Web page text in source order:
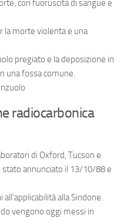
con fuoruscita di sangue e
la morte violenta e una
pregiato e la deposizione in
una fossa comune.
radiocarbonica
di Oxford, Tucson e
stato annunciato il 13/10/88 e
alla Sindone.
vengono oggi messi in